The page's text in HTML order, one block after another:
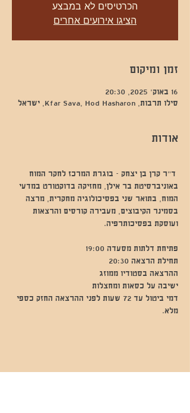
הכרטיסים לא במבצע
הציגו אירועים אחרים
זמן ומיקום
16 באוק׳ 2025, 20:30
סילו תרבות, Kfar Sava, Hod Hasharon, ישראל
אודות
ד"ר קרן בן יצחק - בוגרת המרכז לחקר המוח
באוניברסיטת בר אילן, מחזיקה בדוקטורט במדעי
המוח, בתואר שני בפסיכולוגיה מחקרית, מרצה
בסמינר הקיבוצים, מעבירה קורסים והרצאות
ועוסקת בפסיכותרפיה.
פתיחת דלתות מסעדה 19:00
תחילת הרצאה 20:30
ההרצאה בסטודיו ממוזג
ישיבה על כסאות ומחצלות
דמי ביטול עד 72 שעות לפני ההרצאה החזק כספי
מלא.